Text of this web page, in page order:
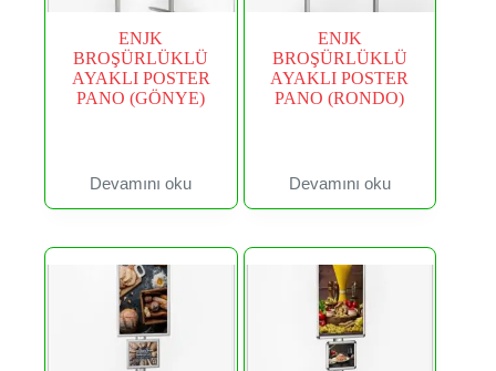
ENJK
BROŞÜRLÜKLÜ
AYAKLI POSTER
PANO (GÖNYE)
Devamını oku
ENJK
BROŞÜRLÜKLÜ
AYAKLI POSTER
PANO (RONDO)
Devamını oku